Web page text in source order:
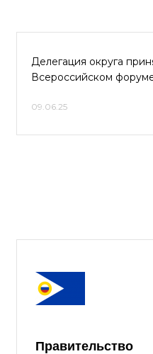
Делегация округа
Всероссийском
09.06.25
Правительство